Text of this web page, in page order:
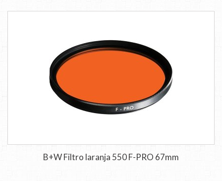
B+W Filtro laranja 550 F-PRO 67mm